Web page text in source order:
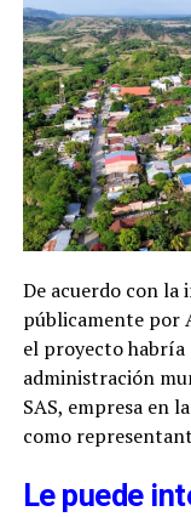
De acuerdo con
públicamente por
el proyecto habría
administración
SAS, empresa en
como
Le puede